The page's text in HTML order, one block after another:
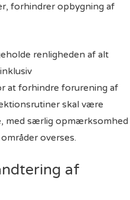
forhindrer opbygning af
renligheden af alt
at forhindre forurening af
skal være
med særlig opmærksomhed
overses.
af